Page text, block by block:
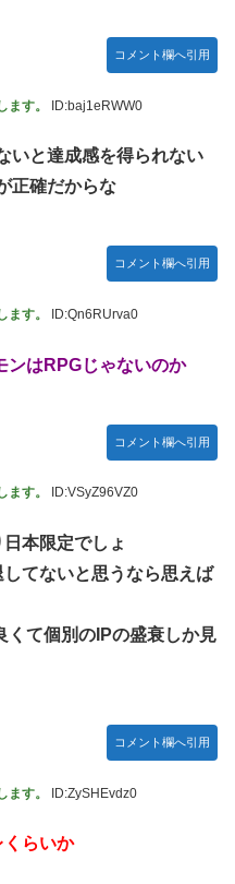
コメント欄へ引用
す。 ID:baj1eRWW0
いと達成感を得られない
正確だからな
コメント欄へ引用
す。 ID:Qn6RUrva0
ンはRPGじゃないのか
コメント欄へ引用
す。 ID:VSyZ96VZ0
本限定でしょ
てないと思うなら思えば
くて個別のIPの盛衰しか見
コメント欄へ引用
す。 ID:ZySHEvdz0
らいか